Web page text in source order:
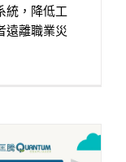
統，降低工
遠離職業災